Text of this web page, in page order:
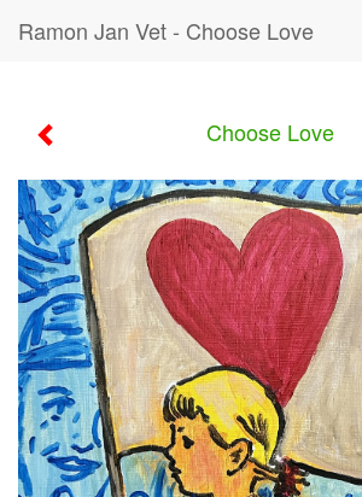
Ramon Jan Vet - Choose Love
Choose Love